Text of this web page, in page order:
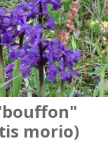
morio)